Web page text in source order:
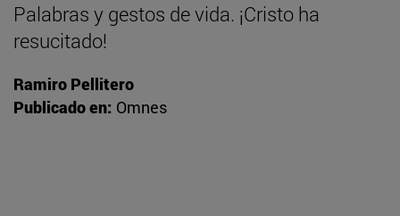
Palabras y gestos de vida. ¡Cristo ha
resucitado!
Ramiro Pellitero
Publicado en: Omnes